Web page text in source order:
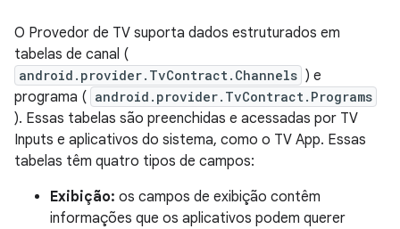
O Provedor de TV suporta dados estruturados em
tabelas de canal (
android.provider.TvContract.Channels ) e
programa ( android.provider.TvContract.Programs
). Essas tabelas são preenchidas e acessadas por TV
Inputs e aplicativos do sistema, como o TV App. Essas
tabelas têm quatro tipos de campos:
Exibição: os campos de exibição contêm
informações que os aplicativos podem querer